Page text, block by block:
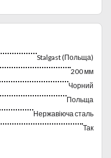
Stalgast (Польща)
200 мм
Чорний
Польща
Нержавіюча сталь
Так